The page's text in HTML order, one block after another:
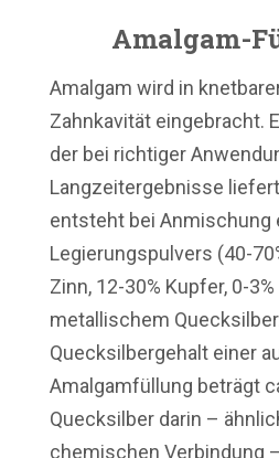
Amalgam-
Amalgam wird in
Zahnkavität eingebracht.
der bei richtiger
Langzeitergebnisse
entsteht bei Anmischung
Legierungspulvers (40-
Zinn, 12-30% Kupfer, 0-
metallischem
Quecksilbergehalt einer
Amalgamfüllung beträgt
Quecksilber darin –
chemischen Verbindung